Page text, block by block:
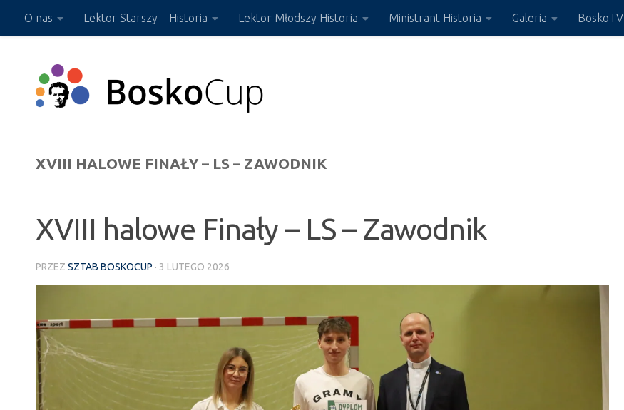
Przejdź do treści
O nas Lektor Starszy – Historia Lektor Młodszy Historia Ministrant Historia Galeria BoskoTV
XVIII HALOWE FINAŁY – LS – ZAWODNIK
XVIII halowe Finały – LS – Zawodnik
PRZEZ SZTAB BOSKOCUP · 3 LUTEGO 2026